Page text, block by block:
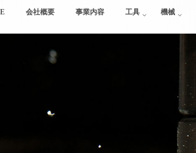
会社概要 事業内容 工具 機械